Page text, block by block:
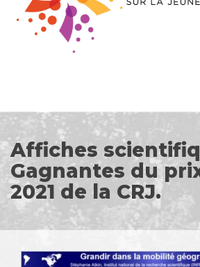
Affiches
Gagnantes du
2021 de la CRJ.